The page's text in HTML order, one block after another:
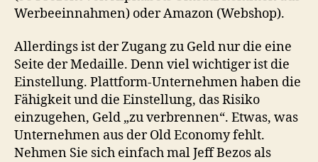
Werbeeinnahmen) oder Amazon (Webshop).
Allerdings ist der Zugang zu Geld nur die eine
Seite der Medaille. Denn viel wichtiger ist die
Einstellung. Plattform-Unternehmen haben die
Fähigkeit und die Einstellung, das Risiko
einzugehen, Geld „zu verbrennen“. Etwas, was
Unternehmen aus der Old Economy fehlt.
Nehmen Sie sich einfach mal Jeff Bezos als